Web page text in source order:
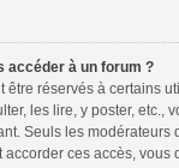
accéder à un forum ?
être réservés à certains
les lire, y poster, etc.,
Seuls les modérateurs
ces accès, vous